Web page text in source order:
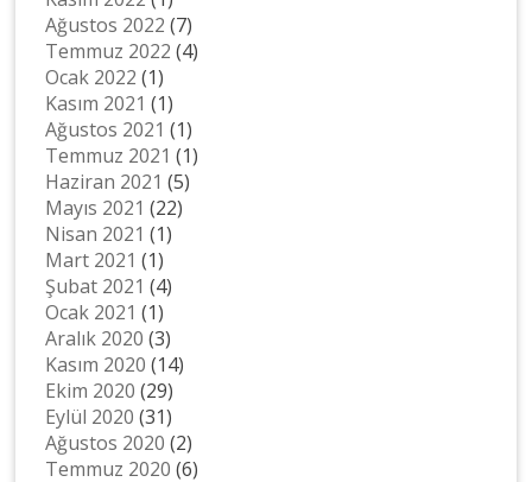
Ağustos 2022 (7)
Temmuz 2022 (4)
Ocak 2022 (1)
Kasım 2021 (1)
Ağustos 2021 (1)
Temmuz 2021 (1)
Haziran 2021 (5)
Mayıs 2021 (22)
Nisan 2021 (1)
Mart 2021 (1)
Şubat 2021 (4)
Ocak 2021 (1)
Aralık 2020 (3)
Kasım 2020 (14)
Ekim 2020 (29)
Eylül 2020 (31)
Ağustos 2020 (2)
Temmuz 2020 (6)